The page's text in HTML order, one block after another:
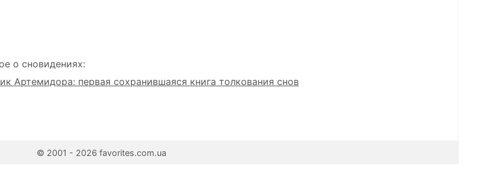
о сновидениях:
Артемидора: первая сохранившаяся книга толкования снов
© 2001 - 2026 favorites.com.ua